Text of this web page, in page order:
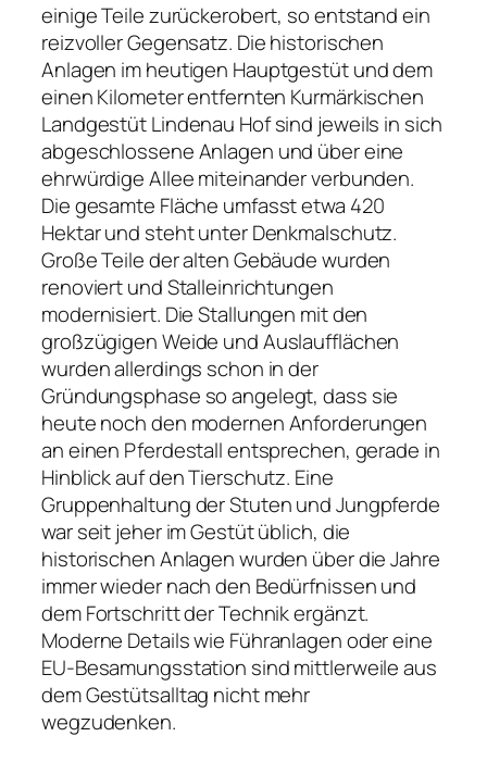
einige Teile zurückerobert, so entstand ein
reizvoller Gegensatz. Die historischen
Anlagen im heutigen Hauptgestüt und dem
einen Kilometer entfernten Kurmärkischen
Landgestüt Lindenau ­Hof sind jeweils in sich
abgeschlossene Anlagen und über eine
ehrwürdige Allee miteinander verbunden.
Die gesamte Fläche umfasst etwa 420
Hektar und steht unter Denkmalschutz.
Große Teile der alten Gebäude wurden
renoviert und Stalleinrichtungen
modernisiert. Die Stallungen mit den
großzügigen Weide­ und Auslaufflächen
wurden allerdings schon in der
Gründungsphase so angelegt, dass sie
heute noch den modernen Anforderungen
an einen Pferdestall entsprechen, gerade in
Hinblick auf den Tierschutz. Eine
Gruppenhaltung der Stuten und Jungpferde
war seit jeher im Gestüt üblich, die
historischen Anlagen wurden über die Jahre
immer wieder nach den Bedürfnissen und
dem Fortschritt der Technik ergänzt.
Moderne Details wie Führanlagen oder eine
EU­-Besamungsstation sind mittlerweile aus
dem Gestütsalltag nicht mehr
wegzudenken.